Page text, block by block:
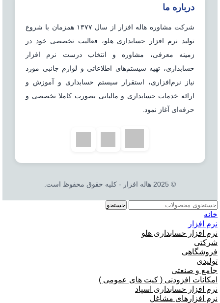
درباره ما
شرکت مشاوره هاله افزار از سال ۱۳۷۷ همزمان با شروع
تولید نرم افزار حسابداری هلو، فعالیت تخصصی خود در
زمینه معرفی، مشاوره و انتخاب درست نرم افزار
حسابداری، تهیه سیستم‌های اطلاعاتی و لوازم جانبی مورد
نیاز نرم‌افزاری، استقرار سیستم حسابداری و آموزش و
ارائه خدمات حسابداری و مالیاتی بصورت کاملا تخصصی و
حرفه‌ای آغاز نمود.
© 2025 هاله افزار - کلیه حقوق محفوظ است.
جستجو
خانه
نرم افزار
نرم افزار حسابداری هلو
شرکتی
فروشگاهی
تولیدی
جامع و صنعتی
امکانات افزودنی ( کیت های عمومی )
نرم افزار حسابداری اسپاد
نرم افزارهای مشاغل